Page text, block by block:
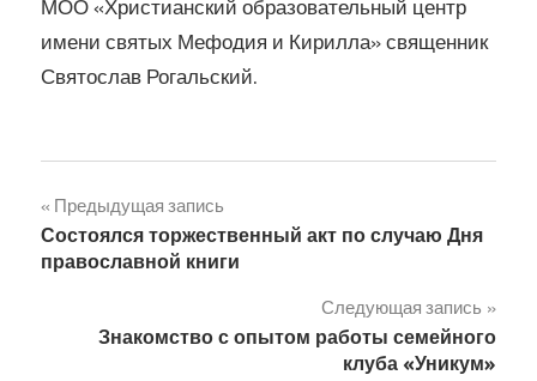
МОО «Христианский образовательный центр
имени святых Мефодия и Кирилла» священник
Святослав Рогальский.
Навигация
по
Предыдущая запись
Состоялся торжественный акт по случаю Дня
православной книги
Следующая запись
Знакомство с опытом работы семейного
клуба «Уникум»